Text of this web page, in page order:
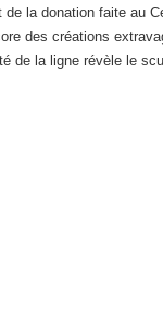
la donation faite
des créations
de la ligne révèle le